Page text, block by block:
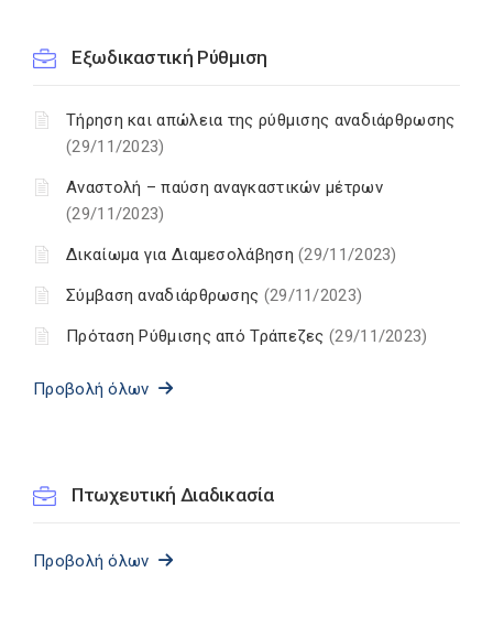
Εξωδικαστική Ρύθμιση
Τήρηση και απώλεια της ρύθμισης αναδιάρθρωσης
(29/11/2023)
Αναστολή – παύση αναγκαστικών μέτρων
(29/11/2023)
Δικαίωμα για Διαμεσολάβηση(29/11/2023)
Σύμβαση αναδιάρθρωσης (29/11/2023)
Πρόταση Ρύθμισης από Τράπεζες(29/11/2023)
Προβολή όλων
Πτωχευτική Διαδικασία
Προβολή όλων